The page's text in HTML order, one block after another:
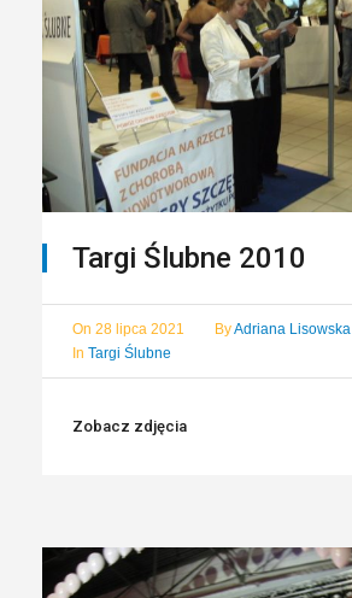
Targi Ślubne 2010
On 28 lipca 2021 ByAdriana Lisowska
In Targi Ślubne
Zobacz zdjęcia